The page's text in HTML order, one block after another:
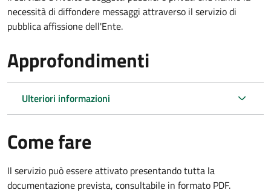
necessità di diffondere messaggi attraverso il servizio di
pubblica affissione dell'Ente.
Approfondimenti
Ulteriori informazioni
Come fare
Il servizio può essere attivato presentando tutta la
documentazione prevista, consultabile in formato PDF.